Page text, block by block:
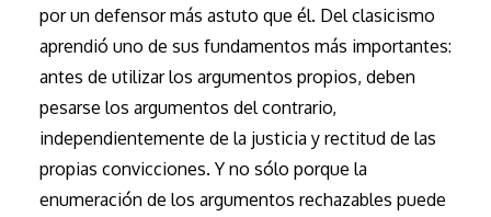
por un defensor más astuto que él. Del clasicismo
aprendió uno de sus fundamentos más importantes:
antes de utilizar los argumentos propios, deben
pesarse los argumentos del contrario,
independientemente de la justicia y rectitud de las
propias convicciones. Y no sólo porque la
enumeración de los argumentos rechazables puede